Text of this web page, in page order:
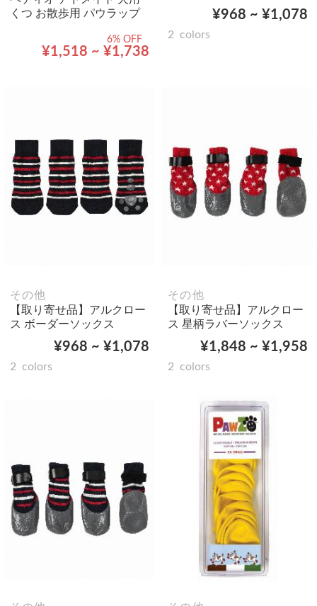
くつ お散歩用 パウラップ
¥1,518 ~ ¥1,738
6% OFF
¥968 ~ ¥1,078
2 colors
その他
【取り寄せ品】アルクロー
ス ボーダーソックス
¥968 ~ ¥1,078
2 colors
その他
【取り寄せ品】アルクロー
ス 星柄ラバーソックス
¥1,848 ~ ¥1,958
2 colors